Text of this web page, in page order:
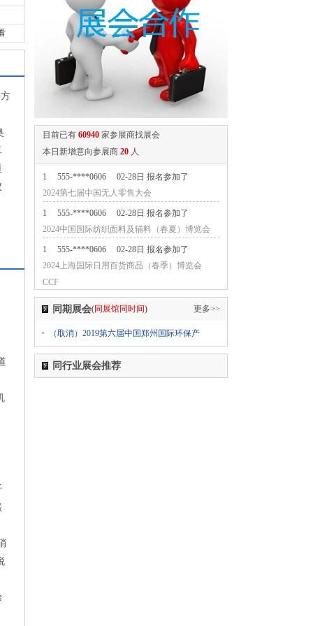
目前已有 60940 家参展商找展会
本日新增意向参展商 20 人
1 555-****0606
02-28日 报名参加了
2024中国国际纺织面料及辅料（春夏）博览会
1 555-****0606
02-28日 报名参加了
2024上海国际日用百货商品（春季）博览会
CCF
1 555-****0606
02-28日 报名参加了
2024上海国际日用百货商品（春季）博览会
CCF
2024上海国际日用百货商品（春季）博览会
CCF
1 555-****0606
02-28日 报名参加了
同期展会(同展馆同时间) 更多>>
（取消）2019第六届中国郑州国际环保产
同行业展会推荐